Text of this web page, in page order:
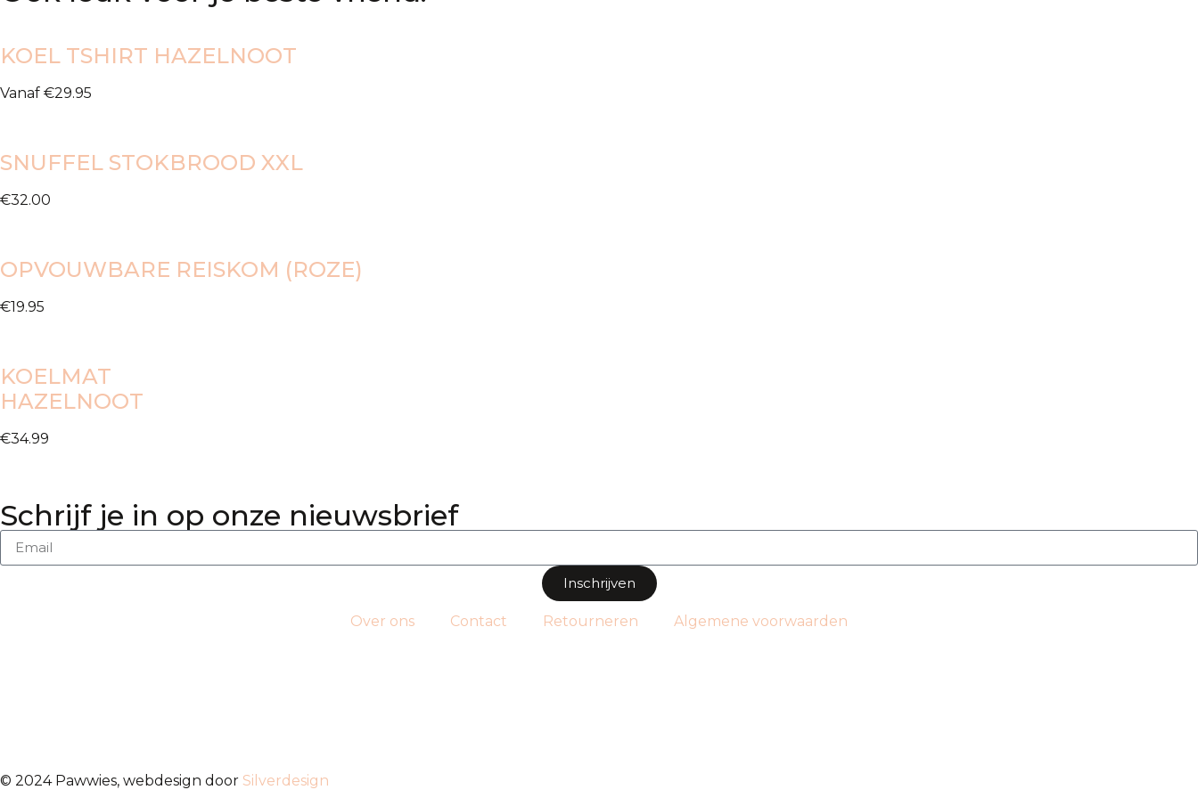
KOEL TSHIRT HAZELNOOT
Vanaf €29.95
SNUFFEL STOKBROOD XXL
€32.00
OPVOUWBARE REISKOM (ROZE)
€19.95
KOELMAT
HAZELNOOT
€34.99
Schrijf je in op onze nieuwsbrief
Inschrijven
Over ons Contact Retourneren Algemene voorwaarden
© 2024 Pawwies, webdesign door Silverdesign